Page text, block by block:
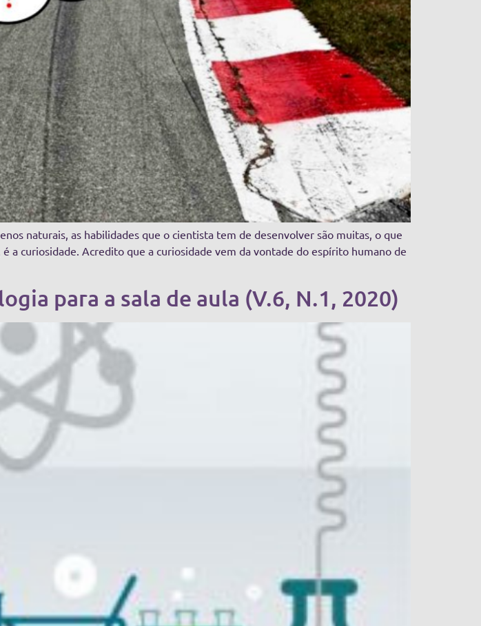
naturais, as habilidades que o cientista tem de desenvolver são muitas, o que
a curiosidade. Acredito que a curiosidade vem da vontade do espírito humano de
para a sala de aula (V.6, N.1, 2020)